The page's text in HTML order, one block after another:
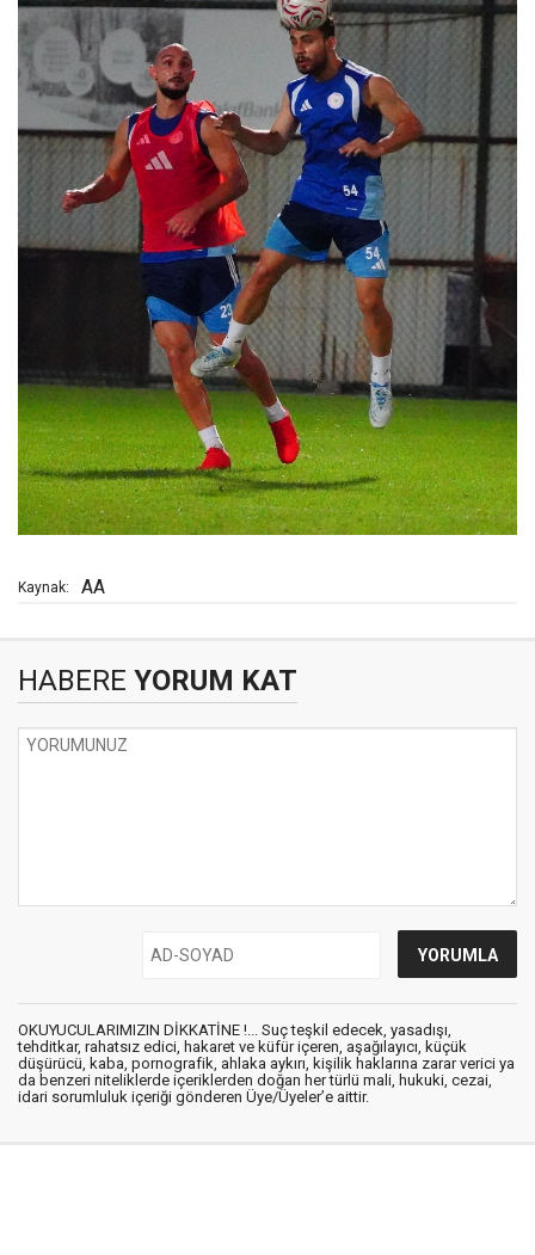
Kaynak: AA
HABERE YORUM KAT
OKUYUCULARIMIZIN DİKKATİNE !... Suç teşkil edecek, yasadışı,
tehditkar, rahatsız edici, hakaret ve küfür içeren, aşağılayıcı, küçük
düşürücü, kaba, pornografik, ahlaka aykırı, kişilik haklarına zarar verici ya
da benzeri niteliklerde içeriklerden doğan her türlü mali, hukuki, cezai,
idari sorumluluk içeriği gönderen Üye/Üyeler’e aittir.